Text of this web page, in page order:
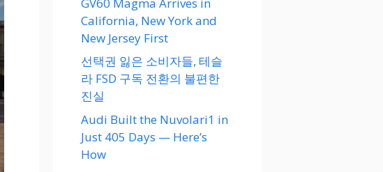
California, New York and
New Jersey First
선택권 잃은 소비자들, 테슬
라 FSD 구독 전환의 불편한
진실
Audi Built the Nuvolari1 in
Just 405 Days — Here’s
How